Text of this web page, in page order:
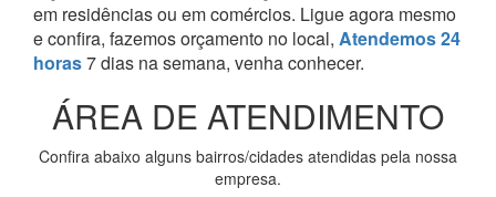
em residências ou em comércios. Ligue agora mesmo
e confira, fazemos orçamento no local, Atendemos 24
horas7 dias na semana, venha conhecer.
ÁREA DE ATENDIMENTO
Confira abaixo alguns bairros/cidades atendidas pela nossa
empresa.